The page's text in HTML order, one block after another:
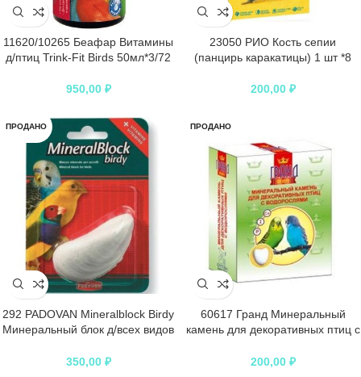
11620/10265 Беафар Витамины
д/птиц Trink-Fit Birds 50мл*3/72
950,00 ₽
23050 РИО Кость сепии
(панцирь каракатицы) 1 шт *8
200,00 ₽
ПРОДАНО
292 PADOVAN Mineralblock Birdy
Минеральный блок д/всех видов
350,00 ₽
ПРОДАНО
60617 Гранд Минеральный
камень для декоративных птиц с
200,00 ₽